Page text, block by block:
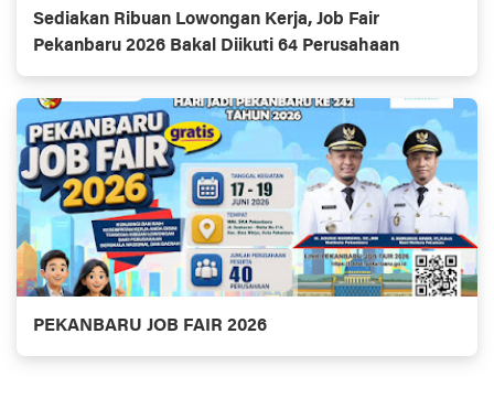
Sediakan Ribuan Lowongan Kerja, Job Fair
Pekanbaru 2026 Bakal Diikuti 64 Perusahaan
PEKANBARU JOB FAIR 2026